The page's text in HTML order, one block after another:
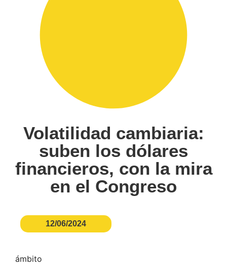
Volatilidad cambiaria:
suben los dólares
financieros, con la mira
en el Congreso
12/06/2024
ámbito